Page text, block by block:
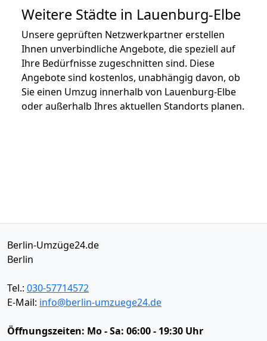
Weitere Städte in Lauenburg-Elbe
Unsere geprüften Netzwerkpartner erstellen
Ihnen unverbindliche Angebote, die speziell auf
Ihre Bedürfnisse zugeschnitten sind. Diese
Angebote sind kostenlos, unabhängig davon, ob
Sie einen Umzug innerhalb von Lauenburg-Elbe
oder außerhalb Ihres aktuellen Standorts planen.
Berlin-Umzüge24.de
Berlin
Tel.: 030-57714572
E-Mail: info@berlin-umzuege24.de
Öffnungszeiten: Mo - Sa: 06:00 - 19:30 Uhr